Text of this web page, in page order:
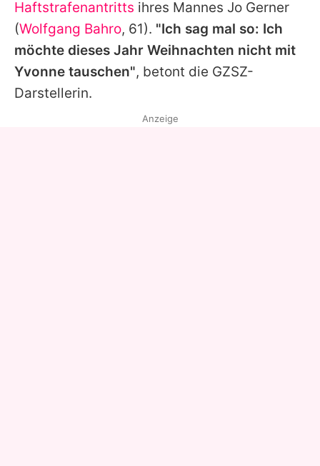
Haftstrafenantritts ihres Mannes Jo Gerner
(Wolfgang Bahro, 61). "Ich sag mal so: Ich
möchte dieses Jahr Weihnachten nicht mit
Yvonne tauschen", betont die GZSZ-
Darstellerin.
Anzeige